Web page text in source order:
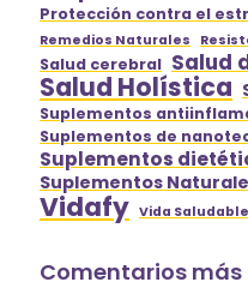
Protección contra el
Remedios Naturales
Salud cerebral Salud
Salud Holística
Suplementos
Suplementos de
Suplementos
Suplementos
Vidafy Vida Saludable
Comentarios más